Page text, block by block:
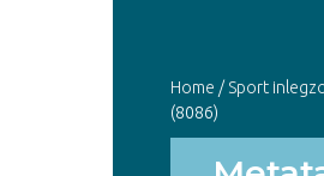
Home / Sport
(8086)